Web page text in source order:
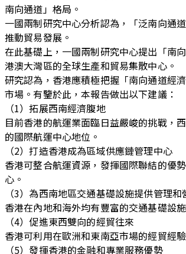
南向通道」格局。
一國兩制研究中心分析認為，「泛南向通
推動貿易發展。
在此基礎上，一國兩制研究中心提出「南
港澳大灣區的全球生產和貿易集散中心。
研究認為，香港應積極把握「南向通道經
市場。有鑒於此，本報告做出以下建議：
（1）拓展西南經濟腹地
目前香港的航運業面臨日益嚴峻的挑戰，
的國際航運中心地位。
（2）打造香港成為區域供應鏈管理中心
香港可整合航運資源，發揮國際聯結的優
心。
（3）為西南地區交通基礎設施提供管理
香港在內地和海外均有豐富的交通基礎設
（4）促進東西雙向的經貿往來
香港可利用在歐洲和東南亞市場的經貿經
（5）發揮香港的金融和專業服務優勢